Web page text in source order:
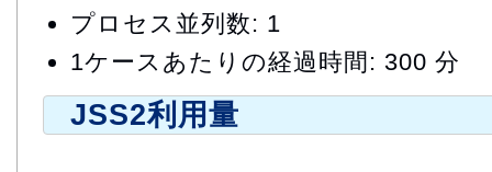
プロセス並列数: 1
1ケースあたりの経過時間: 300 分
JSS2利用量